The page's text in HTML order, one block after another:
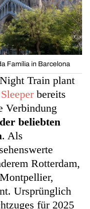
Família in Barcelona
Train plant
bereits
Verbindung
beliebten
. Als
Rotterdam,
Ursprünglich
für 2025